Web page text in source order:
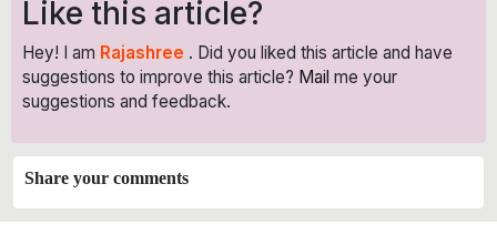
Like this article?
Hey! I am Rajashree . Did you liked this article and have
suggestions to improve this article? Mail me your
suggestions and feedback.
Share your comments